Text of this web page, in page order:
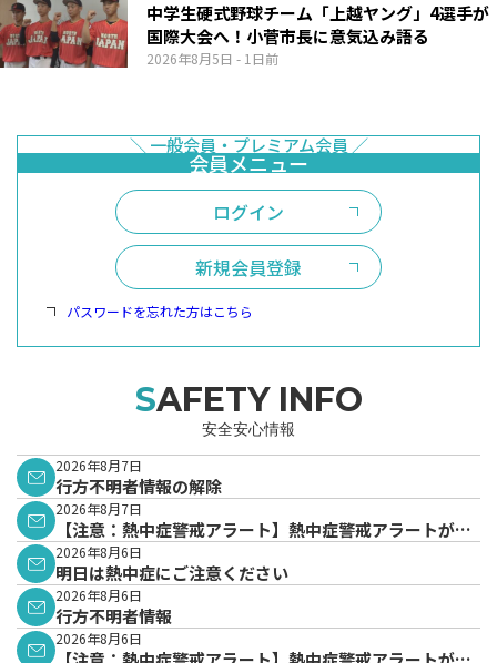
2026年8月5日 - 1日前
中学生硬式野球チーム「上越ヤング」4選手が
国際大会へ！小菅市長に意気込み語る
ログイン
新規会員登録
パスワードを忘れた方はこちら
SAFETY INFO
安全安心情報
2026年8月7日
行方不明者情報の解除
2026年8月7日
【注意：熱中症警戒アラート】熱中症警戒アラートが発
表されています。
2026年8月6日
明日は熱中症にご注意ください
2026年8月6日
行方不明者情報
2026年8月6日